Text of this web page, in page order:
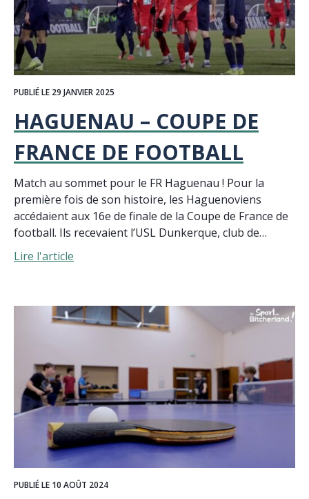
PUBLIÉ LE 29 JANVIER 2025
HAGUENAU – COUPE DE
FRANCE DE FOOTBALL
Match au sommet pour le FR Haguenau ! Pour la
première fois de son histoire, les Haguenoviens
accédaient aux 16e de finale de la Coupe de France de
football. Ils recevaient l’USL Dunkerque, club de…
Lire l'article
PUBLIÉ LE 10 AOÛT 2024